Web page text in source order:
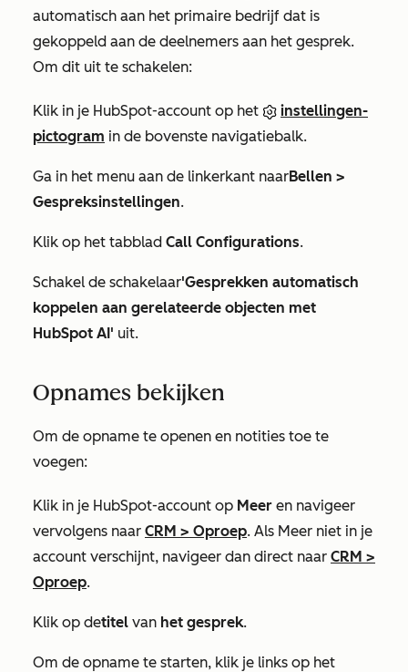
automatisch aan het primaire bedrijf dat is
gekoppeld aan de deelnemers aan het gesprek.
Om dit uit te schakelen:
Klik in je HubSpot-account op het
instellingen-
pictogram in de bovenste navigatiebalk.
Ga in het menu aan de linkerkant naarBellen >
Gespreksinstellingen.
Klik op het tabblad Call Configurations.
Schakel de schakelaar'Gesprekken automatisch
koppelen aan gerelateerde objecten met
HubSpot AI' uit.
Opnames bekijken
Om de opname te openen en notities toe te
voegen:
Klik in je HubSpot-account op Meer en navigeer
vervolgens naar CRM > Oproep. Als Meer niet in je
account verschijnt, navigeer dan direct naar CRM >
Oproep.
Klik op detitel van het gesprek.
Om de opname te starten, klik je links op het